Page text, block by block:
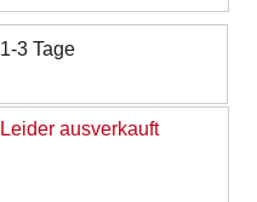
1-3 Tage
Leider ausverkauft